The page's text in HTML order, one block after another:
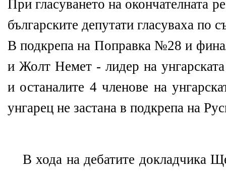
При гласуването на окончателната
българските депутати гласуваха по
В подкрепа на Поправка №28 и
и Жолт Немет - лидер на
и останалите 4 членове на
унгарец не застана в подкрепа на
В хода на дебатите докладчика